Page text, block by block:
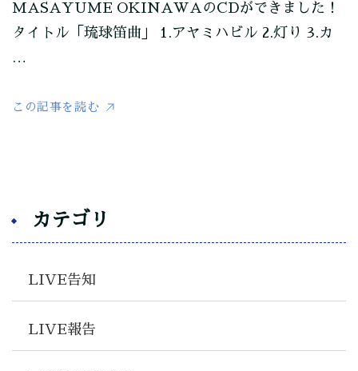
MASAYUME OKINAWAのCDができました！
タイトル「琉球笛曲」 1.アヤミハビル 2.灯り 3.カ
…
この記事を読む
カテゴリ
LIVE告知
LIVE報告